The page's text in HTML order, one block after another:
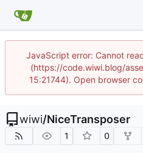
JavaScript error: Cannot
(https://code.wiwi.blog/
15:21744). Open browser
wiwi/NiceTransposer
1 0